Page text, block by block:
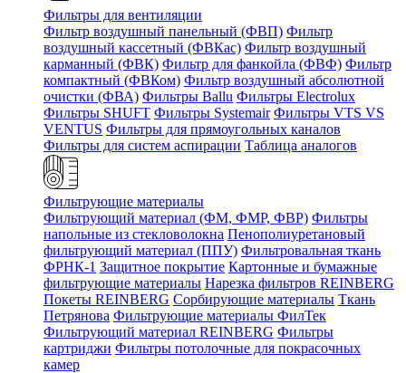
Фильтры для вентиляции
Фильтр воздушный панельный (ФВП) Фильтр
воздушный кассетный (ФВКас) Фильтр воздушный
карманный (ФВК) Фильтр для фанкойла (ФВФ) Фильтр
компактный (ФВКом) Фильтр воздушный абсолютной
очистки (ФВА) Фильтры Ballu Фильтры Electrolux
Фильтры SHUFT Фильтры Systemair Фильтры VTS VS
VENTUS Фильтры для прямоугольных каналов
Фильтры для систем аспирации Таблица аналогов
Фильтрующие материалы
Фильтрующий материал (ФМ, ФМР, ФВР) Фильтры
напольные из стекловолокна Пенополиуретановый
фильтрующий материал (ППУ) Фильтровальная ткань
ФРНК-1 Защитное покрытие Картонные и бумажные
фильтрующие материалы Нарезка фильтров REINBERG
Покеты REINBERG Сорбирующие материалы Ткань
Петрянова Фильтрующие материалы ФилТек
Фильтрующий материал REINBERG Фильтры
картриджи Фильтры потолочные для покрасочных
камер